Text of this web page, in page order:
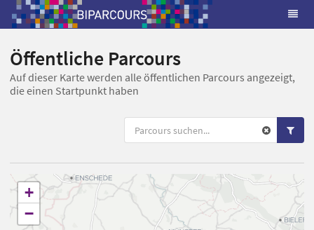
Öffentliche Parcours
Auf dieser Karte werden alle öffentlichen Parcours angezeigt,
die einen Startpunkt haben
+
−